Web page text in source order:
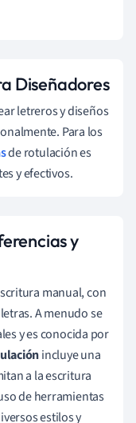
Diseñadores
letreros y diseños
Para los
de rotulación es
y efectivos.
y
manual, con
A menudo se
y es conocida por
incluye una
a la escritura
de herramientas
estilos y